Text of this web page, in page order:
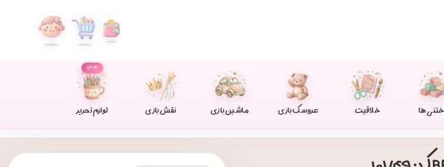
ها خلاقیت عروسک بازی ماشین بازی نقش بازی لوازم تحریر
جدید